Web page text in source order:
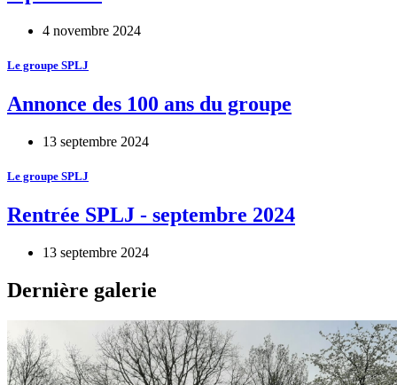
4 novembre 2024
Le groupe SPLJ
Annonce des 100 ans du groupe
13 septembre 2024
Le groupe SPLJ
Rentrée SPLJ - septembre 2024
13 septembre 2024
Dernière galerie